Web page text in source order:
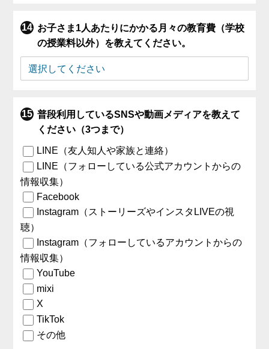
お子さま1人あたりにかかる月々の教育費（学校
の授業料以外）を教えてください。
普段利用しているSNSや動画メディアを教えて
ください（3つまで）
LINE（友人知人や家族と連絡）
LINE（フォローしている公式アカウントからの
情報収集）
Facebook
Instagram（ストーリーズやインスタLIVEの視
聴）
Instagram（フォローしているアカウントからの
情報収集）
YouTube
mixi
X
TikTok
その他